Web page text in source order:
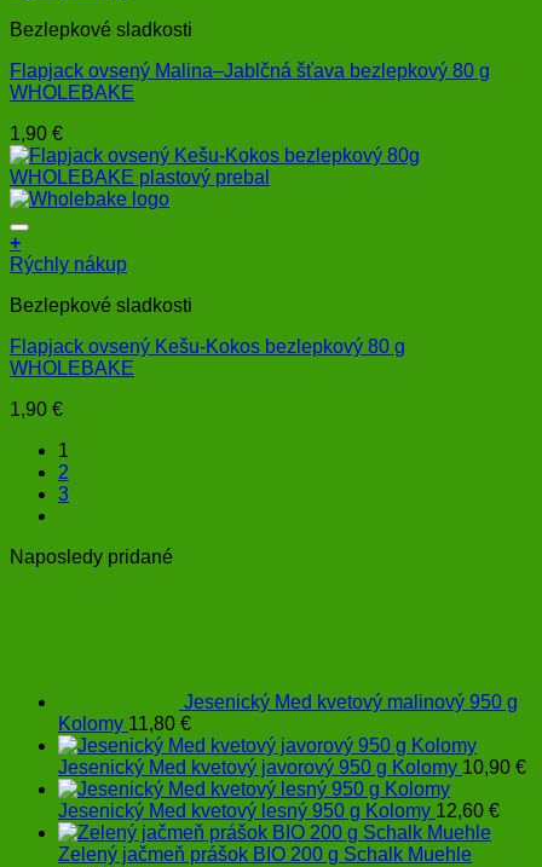
Bezlepkové sladkosti
Flapjack ovsený Malina–Jablčná šťava bezlepkový 80 g
WHOLEBAKE
1,90 €
+
Rýchly nákup
Bezlepkové sladkosti
Flapjack ovsený Kešu-Kokos bezlepkový 80 g
WHOLEBAKE
1,90 €
1
2
3
Naposledy pridané
Jesenický Med kvetový malinový 950 g
Kolomy 11,80 €
Jesenický Med kvetový javorový 950 g Kolomy 10,90 €
Jesenický Med kvetový lesný 950 g Kolomy 12,60 €
Zelený jačmeň prášok BIO 200 g Schalk Muehle